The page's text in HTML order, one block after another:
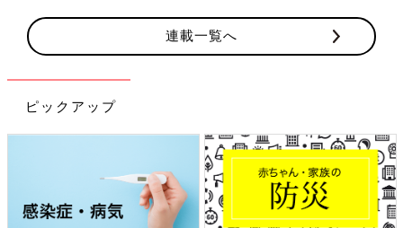
連載一覧へ
ピックアップ